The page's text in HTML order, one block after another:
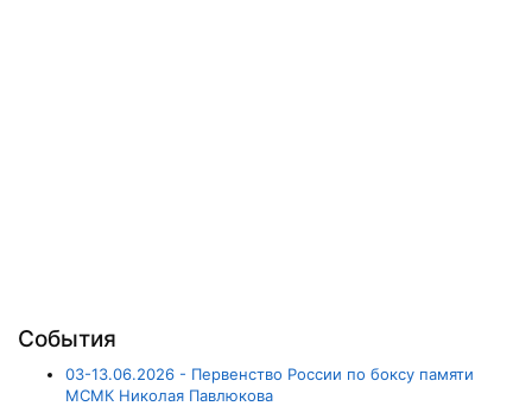
События
03-13.06.2026 - Первенство России по боксу памяти
МСМК Николая Павлюкова